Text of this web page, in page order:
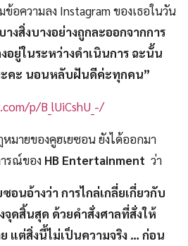
อความลง Instagram ของเธอในวัน
างสิ่งบางอย่างถูกละออกจากการ
อยู่ในระหว่างดำเนินการ ฉะนั้น
ะคะ นอนหลับฝันดีค่ะทุกคน”
p/B_lUiCshU_-/
มายของคูฮเยซอน ยังได้ออกมา
รณ์ของ HB Entertainment ว่า
อนอ้างว่า การไกล่เกลี่ยเกี่ยวกับ
ดสิ้นสุด ด้วยคำสั่งศาลที่สั่งให้
แต่สิ่งนี้ไม่เป็นความจริง … ก่อน